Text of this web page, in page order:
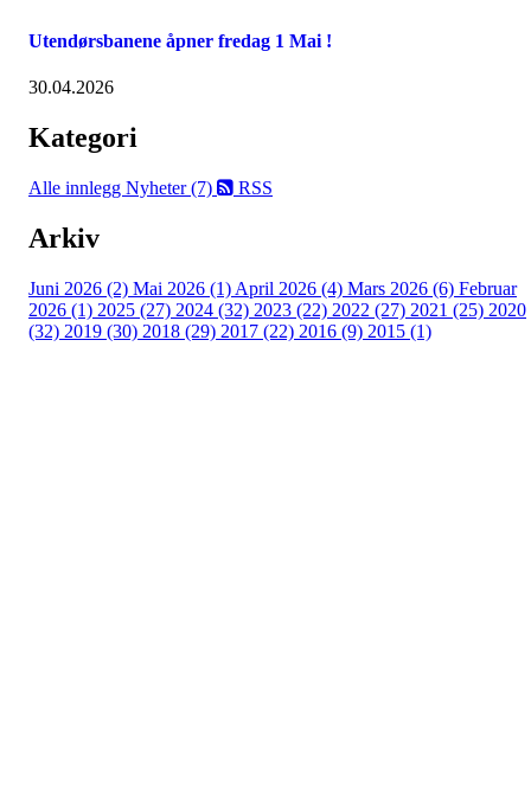
Utendørsbanene åpner fredag 1 Mai !
30.04.2026
Kategori
Alle innlegg Nyheter (7) RSS
Arkiv
Juni 2026 (2) Mai 2026 (1) April 2026 (4) Mars 2026 (6) Februar
2026 (1) 2025 (27) 2024 (32) 2023 (22) 2022 (27) 2021 (25) 2020
(32) 2019 (30) 2018 (29) 2017 (22) 2016 (9) 2015 (1)